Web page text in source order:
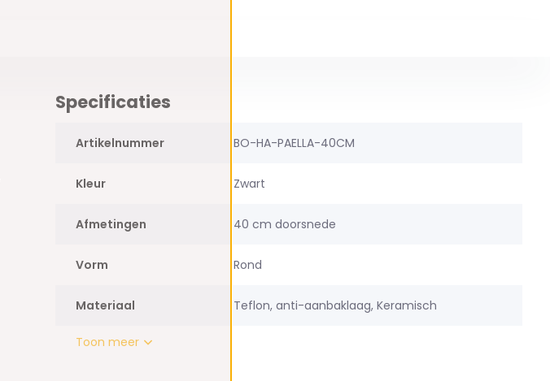
Specificaties
Artikelnummer BO-HA-PAELLA-40CM
Kleur Zwart
Afmetingen 40 cm doorsnede
Vorm Rond
Materiaal Teflon, anti-aanbaklaag, Keramisch
Toon meer